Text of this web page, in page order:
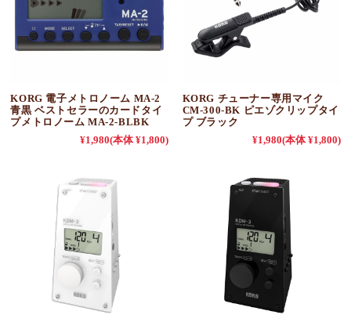
KORG 電子メトロノーム MA-2
青黒 ベストセラーのカードタイ
プメトロノーム MA-2-BLBK
¥1,980(本体 ¥1,800)
KORG チューナー専用マイク
CM-300-BK ピエゾクリップタイ
プ ブラック
¥1,980(本体 ¥1,800)